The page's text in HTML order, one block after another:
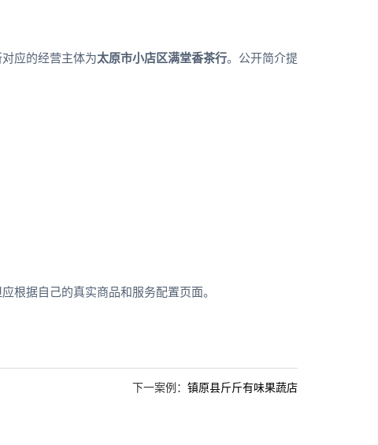
应的经营主体为太原市小店区满堂香茶行。公开简介提
根据自己的真实商品和服务配置页面。
下一案例： 镇原县斤斤有味果蔬店